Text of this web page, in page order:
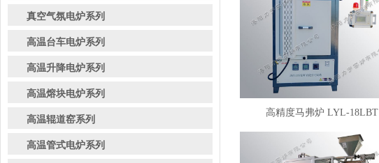
真空气氛电炉系列
高温台车电炉系列
高温升降电炉系列
高温熔块电炉系列
高温辊道窑系列
高温管式电炉系列
高精度马弗炉 LYL-18LBT